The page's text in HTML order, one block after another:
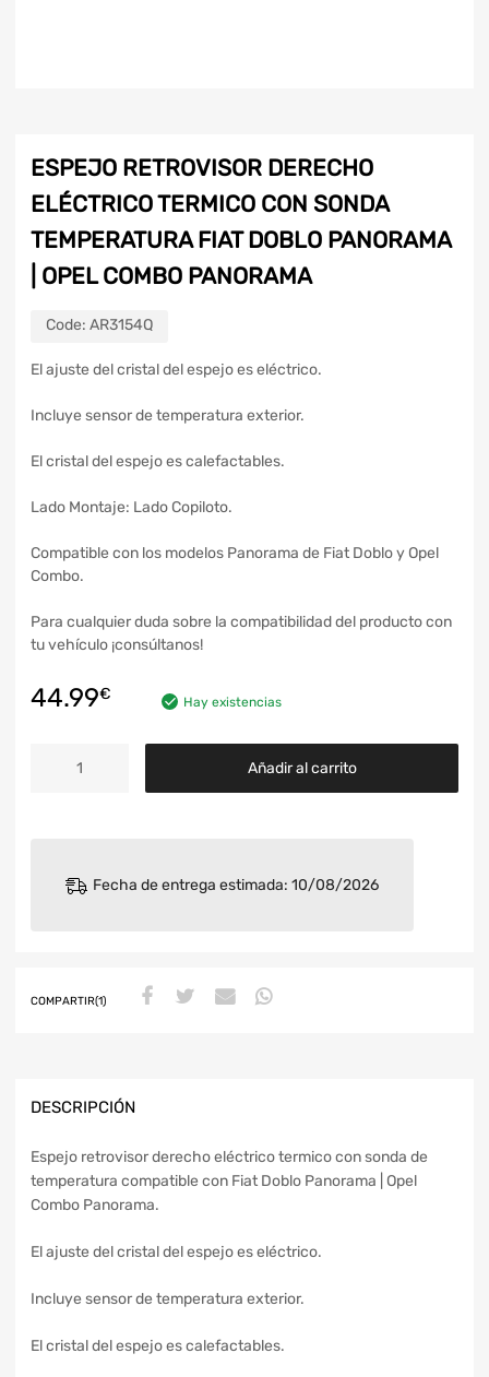
ESPEJO RETROVISOR DERECHO
ELÉCTRICO TERMICO CON SONDA
TEMPERATURA FIAT DOBLO PANORAMA
| OPEL COMBO PANORAMA
Code: AR3154Q
El ajuste del cristal del espejo es eléctrico.
Incluye sensor de temperatura exterior.
El cristal del espejo es calefactables.
Lado Montaje: Lado Copiloto.
Compatible con los modelos Panorama de Fiat Doblo y Opel
Combo.
Para cualquier duda sobre la compatibilidad del producto con
tu vehículo ¡consúltanos!
44.99€ Hay existencias
Añadir al carrito
Fecha de entrega estimada: 10/08/2026
COMPARTIR(1)
DESCRIPCIÓN
Espejo retrovisor derecho eléctrico termico con sonda de
temperatura compatible con Fiat Doblo Panorama | Opel
Combo Panorama.
El ajuste del cristal del espejo es eléctrico.
Incluye sensor de temperatura exterior.
El cristal del espejo es calefactables.